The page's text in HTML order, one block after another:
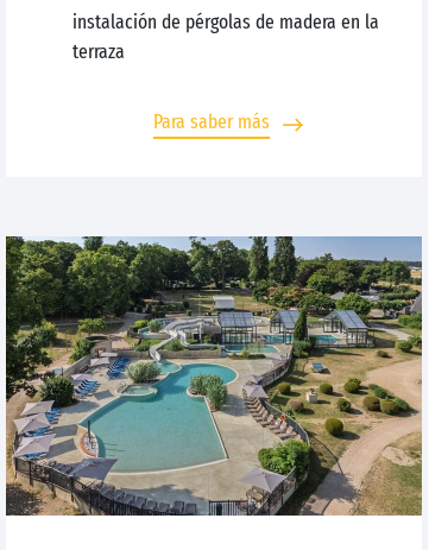
instalación de pérgolas de madera en la
terraza
Para saber más